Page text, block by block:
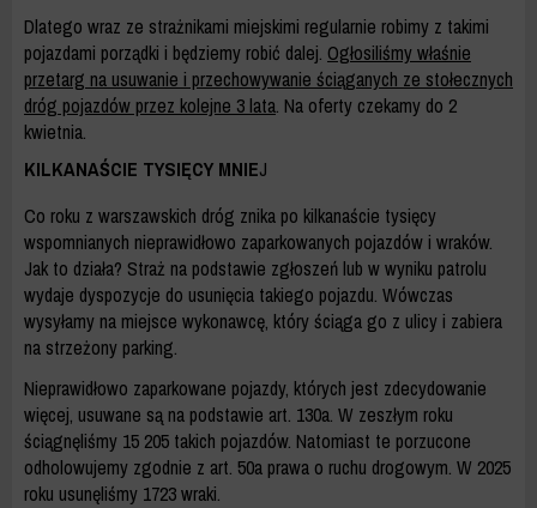
Dlatego wraz ze strażnikami miejskimi regularnie robimy z takimi
pojazdami porządki i będziemy robić dalej. Ogłosiliśmy właśnie
przetarg na usuwanie i przechowywanie ściąganych ze stołecznych
dróg pojazdów przez kolejne 3 lata. Na oferty czekamy do 2
kwietnia.
KILKANAŚCIE TYSIĘCY MNIEJ
Co roku z warszawskich dróg znika po kilkanaście tysięcy
wspomnianych nieprawidłowo zaparkowanych pojazdów i wraków.
Jak to działa? Straż na podstawie zgłoszeń lub w wyniku patrolu
wydaje dyspozycje do usunięcia takiego pojazdu. Wówczas
wysyłamy na miejsce wykonawcę, który ściąga go z ulicy i zabiera
na strzeżony parking.
Nieprawidłowo zaparkowane pojazdy, których jest zdecydowanie
więcej, usuwane są na podstawie art. 130a. W zeszłym roku
ściągnęliśmy 15 205 takich pojazdów. Natomiast te porzucone
odholowujemy zgodnie z art. 50a prawa o ruchu drogowym. W 2025
roku usunęliśmy 1723 wraki.